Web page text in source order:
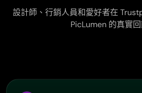
設計師、行銷人員和愛好者在
PicLumen 的真實回